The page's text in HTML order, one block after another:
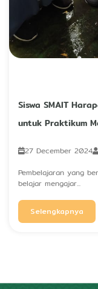
Siswa SMAIT
untuk Praktikum
27 December 2024
Pembelajaran yang
belajar mengajar...
Selengkapnya